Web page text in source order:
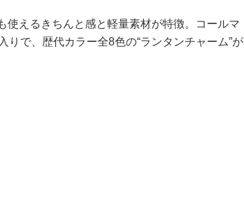
えるきちんと感と軽量素材が特徴。コールマ
りで、歴代カラー全8色の“ランタンチャーム”が